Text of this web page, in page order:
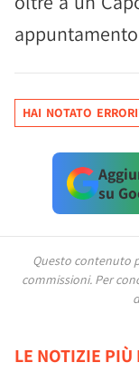
HAI NOTATO
su
Questo contenuto
commissioni. Per
LE NOTIZIE PIÙ